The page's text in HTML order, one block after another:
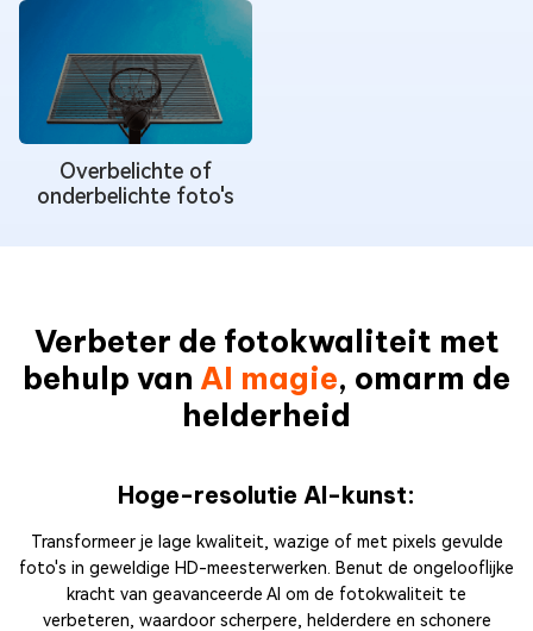
Overbelichte of
onderbelichte foto's
Verbeter de fotokwaliteit met
behulp van AI magie, omarm de
helderheid
Hoge-resolutie AI-kunst:
Transformeer je lage kwaliteit, wazige of met pixels gevulde
foto's in geweldige HD-meesterwerken. Benut de ongelooflijke
kracht van geavanceerde AI om de fotokwaliteit te
verbeteren, waardoor scherpere, helderdere en schonere